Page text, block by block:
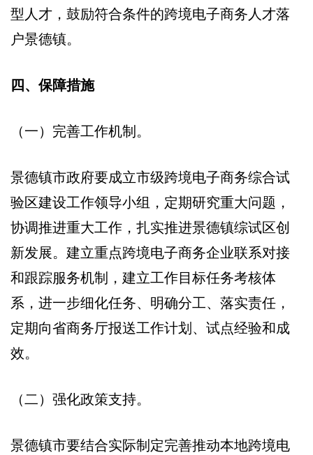
型人才，鼓励符合条件的跨境电子商务人才落
户景德镇。
四、保障措施
（一）完善工作机制。
景德镇市政府要成立市级跨境电子商务综合试
验区建设工作领导小组，定期研究重大问题，
协调推进重大工作，扎实推进景德镇综试区创
新发展。建立重点跨境电子商务企业联系对接
和跟踪服务机制，建立工作目标任务考核体
系，进一步细化任务、明确分工、落实责任，
定期向省商务厅报送工作计划、试点经验和成
效。
（二）强化政策支持。
景德镇市要结合实际制定完善推动本地跨境电